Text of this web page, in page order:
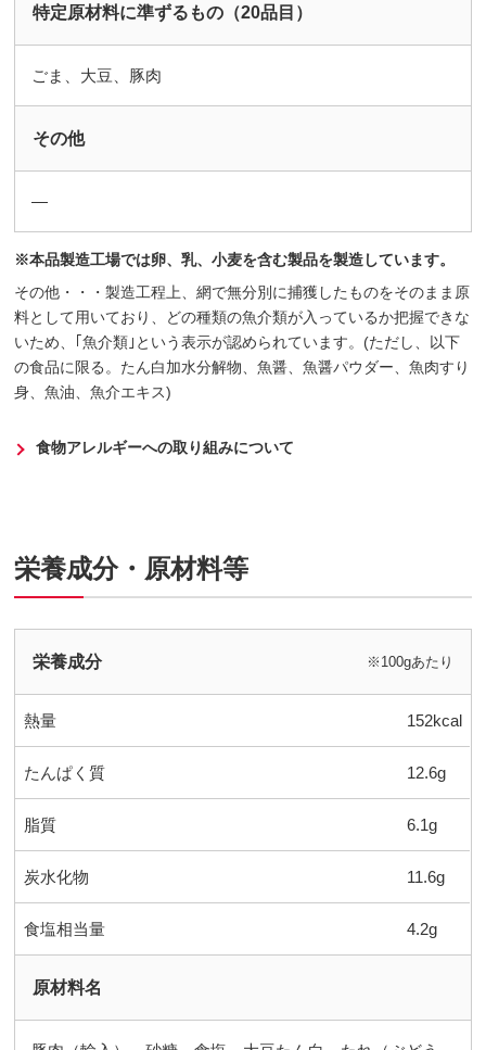
特定原材料に準ずるもの（20品目）
ごま、大豆、豚肉
その他
―
※本品製造工場では卵、乳、小麦を含む製品を製造しています。
その他・・・製造工程上、網で無分別に捕獲したものをそのまま原
料として用いており、どの種類の魚介類が入っているか把握できな
いため、｢魚介類｣という表示が認められています。(ただし、以下
の食品に限る。たん白加水分解物、魚醤、魚醤パウダー、魚肉すり
身、魚油、魚介エキス)
食物アレルギーへの取り組みについて
栄養成分・原材料等
栄養成分 ※100gあたり
熱量 152kcal
たんぱく質 12.6g
脂質 6.1g
炭水化物 11.6g
食塩相当量 4.2g
原材料名